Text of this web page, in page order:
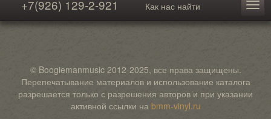
+7(926) 129-2-921 Как нас найти
© Boogiemanmusic 2012-2025, все права защищены.
Перепечатывание материалов и использование каталога
разрешается только с разрешения авторов и при указании
активной ссылки на bmm-vinyl.ru